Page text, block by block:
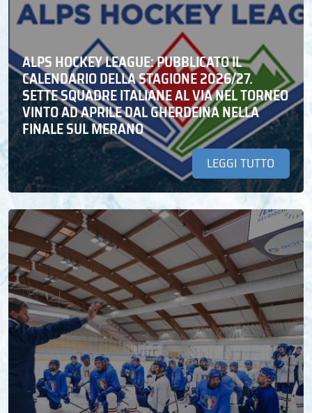
ALPS HOCKEY LEAGUE: PUBBLICATO IL
CALENDARIO DELLA STAGIONE 2026/27.
SETTE SQUADRE ITALIANE AL VIA NEL TORNEO
VINTO AD APRILE DAL GHERDEINA NELLA
FINALE SUL MERANO
LEGGI TUTTO